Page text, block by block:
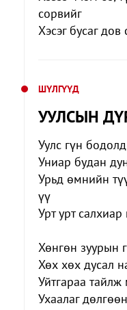
сорвийг
Хэсэг бусаг
ШҮЛГҮҮД
УУЛСЫН
Уулс гүн
Униар будан
Урьд өмнийн
үү
Урт урт
Хөнгөн зуурын
Хөх хөх дусал
Уйтгараа
Ухаалаг